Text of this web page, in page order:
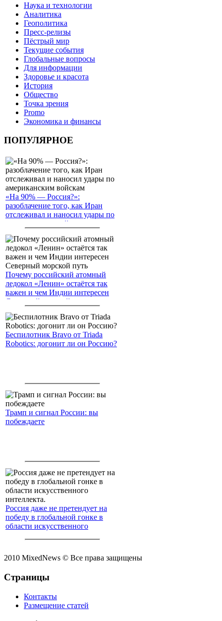
Наука и технологии
Аналитика
Геополитика
Пресс-релизы
Пёстрый мир
Текущие события
Глобальные вопросы
Для информации
Здоровье и красота
История
Общество
Точка зрения
Promo
Экономика и финансы
ПОПУЛЯРНОЕ
«На 90% — Россия?»:
разоблачение того, как Иран
отслеживал и наносил удары по
американским войскам
Почему российский атомный
ледокол «Ленин» остаётся так
важен и чем Индии интересен
Северный морской путь
Беспилотник Bravo от Triada
Robotics: догонит ли он Россию?
Трамп и сигнал России: вы
побеждаете
Россия даже не претендует на
победу в глобальной гонке в
области искусственного
2010 MixedNews © Все права защищены
Страницы
Контакты
Размещение статей